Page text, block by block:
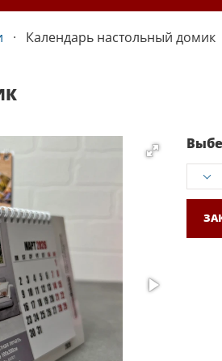
Календарь настольный домик